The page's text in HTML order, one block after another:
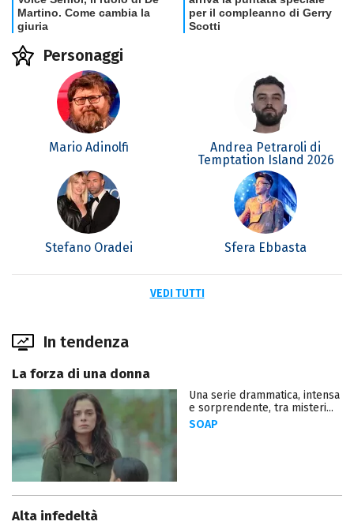
Personaggi
Mario Adinolfi
Andrea Petraroli di
Temptation Island 2026
Stefano Oradei Sfera Ebbasta
VEDI TUTTI
In tendenza
La forza di una donna
Una serie drammatica, intensa
e sorprendente, tra misteri...
SOAP
Alta infedeltà